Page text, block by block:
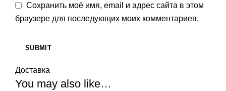
Сохранить моё имя, email и адрес сайта в этом
браузере для последующих моих комментариев.
Доставка
You may also like…